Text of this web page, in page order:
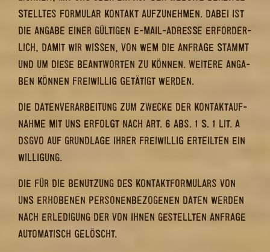
STELL­TES FOR­MU­LAR KON­TAKT AUF­ZU­NEH­MEN. DABEI IST
DIE AN­GA­BE EINER GÜL­TI­GEN E-​MAIL-ADRESSE ER­FOR­DER­
LICH, DAMIT WIR WIS­SEN, VON WEM DIE AN­FRA­GE STAMMT
UND UM DIESE BE­ANT­WOR­TEN ZU KÖN­NEN. WEI­TE­RE AN­GA­
BEN KÖN­NEN FREI­WIL­LIG GE­TÄ­TIGT WER­DEN.
DIE DA­TEN­VER­AR­BEI­TUNG ZUM ZWE­CKE DER KON­TAKT­AUF­
NAH­ME MIT UNS ER­FOLGT NACH ART. 6 ABS. 1 S. 1 LIT. A
DSGVO AUF GRUND­LA­GE IHRER FREI­WIL­LIG ER­TEIL­TEN EIN­
WIL­LI­GUNG.
DIE FÜR DIE BE­NUT­ZUNG DES KON­TAKT­FOR­MU­LARS VON
UNS ER­HO­BE­NEN PER­SO­NEN­BE­ZO­GE­NEN DATEN WER­DEN
NACH ER­LE­DI­GUNG DER VON IHNEN GE­STELL­TEN AN­FRA­GE
AU­TO­MA­TISCH GE­LÖSCHT.